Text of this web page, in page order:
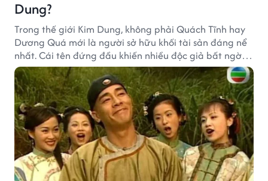
Dung?
Trong thế giới Kim Dung, không phải Quách Tĩnh hay
Dương Quá mới là người sở hữu khối tài sản đáng nể
nhất. Cái tên đứng đầu khiến nhiều độc giả bất ngờ
bởi xuất thân của nhân vật này hoàn toàn không
giống một đại hiệp.